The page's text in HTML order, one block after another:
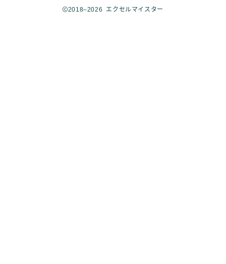
2018–2026 エクセルマイスター